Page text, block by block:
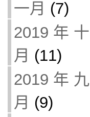
一月 (7)
2019 年 十
月 (11)
2019 年 九
月 (9)